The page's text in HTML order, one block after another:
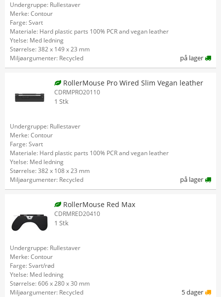
Undergruppe: Rullestaver
Merke: Contour
Farge: Svart
Materiale: Hard plastic parts 100% PCR and vegan leather
Ytelse: Med ledning
Størrelse: 382 x 149 x 23 mm
Miljøargumenter: Recycled
på lager
RollerMouse Pro Wired Slim Vegan leather
CDRMPRO20110
1 Stk
Undergruppe: Rullestaver
Merke: Contour
Farge: Svart
Materiale: Hard plastic parts 100% PCR and vegan leather
Ytelse: Med ledning
Størrelse: 382 x 108 x 23 mm
Miljøargumenter: Recycled
på lager
RollerMouse Red Max
CDRMRED20410
1 Stk
Undergruppe: Rullestaver
Merke: Contour
Farge: Svart/rød
Ytelse: Med ledning
Størrelse: 606 x 280 x 30 mm
Miljøargumenter: Recycled
5 dager